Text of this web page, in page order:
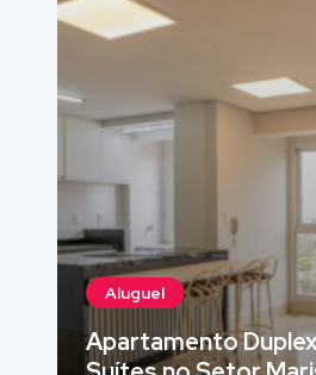
Aluguel
Apartamento